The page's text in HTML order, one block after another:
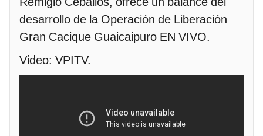
desarrollo de la Operación de Liberación
Gran Cacique Guaicaipuro EN VIVO.
Video: VPITV.